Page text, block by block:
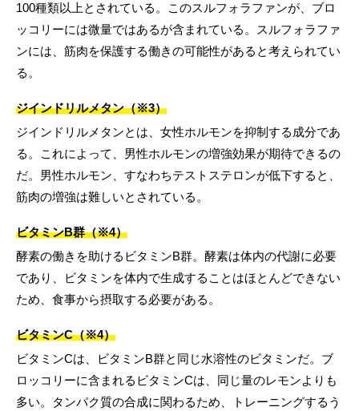
100種類以上とされている。このスルフォラファンが、ブロ
ッコリーには微量ではあるが含まれている。スルフォラファ
ンには、筋肉を保護する働きの可能性があると考えられてい
る。
ジインドリルメタン（※3）
ジインドリルメタンとは、女性ホルモンを抑制する成分であ
る。これによって、男性ホルモンの増強効果が期待できるの
だ。男性ホルモン、すなわちテストステロンが低下すると、
筋肉の増強は難しいとされている。
ビタミンB群（※4）
酵素の働きを助けるビタミンB群。酵素は体内の代謝に必要
であり、ビタミンを体内で生成することはほとんどできない
ため、食事から摂取する必要がある。
ビタミンC（※4）
ビタミンCは、ビタミンB群と同じ水溶性のビタミンだ。ブ
ロッコリーに含まれるビタミンCは、同じ量のレモンよりも
多い。タンパク質の合成に関わるため、トレーニングするう